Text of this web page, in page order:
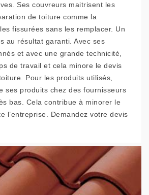
Ses couvreurs maitrisent les
de toiture comme la
fissurées sans les remplacer. Un
au résultat garanti. Avec ses
et avec une grande technicité,
de travail et cela minore le devis
Pour les produits utilisés,
ses produits chez des fournisseurs
bas. Cela contribue à minorer le
l’entreprise. Demandez votre devis